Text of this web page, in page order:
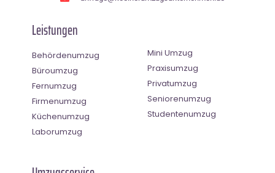
Leistungen
Behördenumzug
Büroumzug
Fernumzug
Firmenumzug
Küchenumzug
Laborumzug
Mini Umzug
Praxisumzug
Privatumzug
Seniorenumzug
Studentenumzug